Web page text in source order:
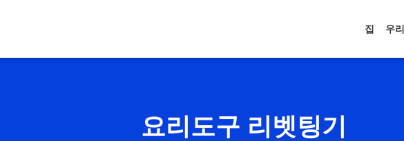
집 우
요리도구 리벳팅기